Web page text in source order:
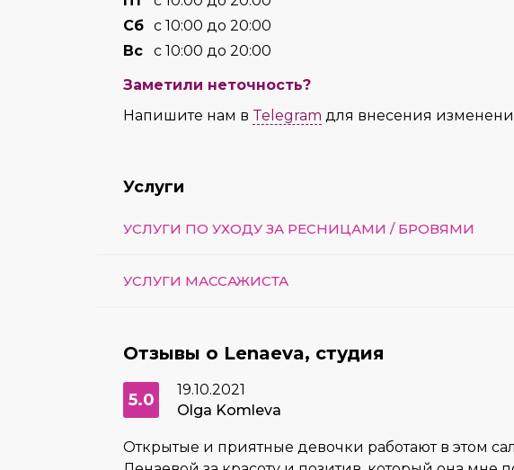
Сб с 10:00 до 20:00
Вс
с 10:00 до 20:00
Заметили неточность?
Напишите нам в Telegram для внесения
Услуги
УСЛУГИ ПО УХОДУ ЗА РЕСНИЦАМИ / БРОВЯМИ
УСЛУГИ МАССАЖИСТА
Отзывы о Lenaeva, студия
5.0
19.10.2021
Olga Komleva
Открытые и приятные девочки работают в этом